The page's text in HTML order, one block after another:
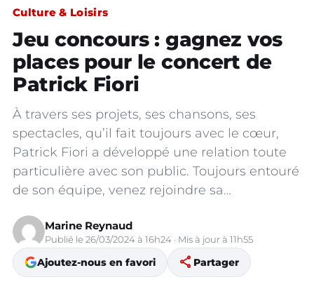
Culture & Loisirs
Jeu concours : gagnez vos
places pour le concert de
Patrick Fiori
À travers ses projets, ses chansons, ses
spectacles, qu’il fait toujours avec le cœur,
Patrick Fiori a développé une relation toute
particulière avec son public. Toujours entouré
de son équipe, venez rejoindre sa…
Marine Reynaud
Publié le 26/03/2024 à 16h24 · Mis à jour à 11h55
Ajoutez-nous en favori share Partager